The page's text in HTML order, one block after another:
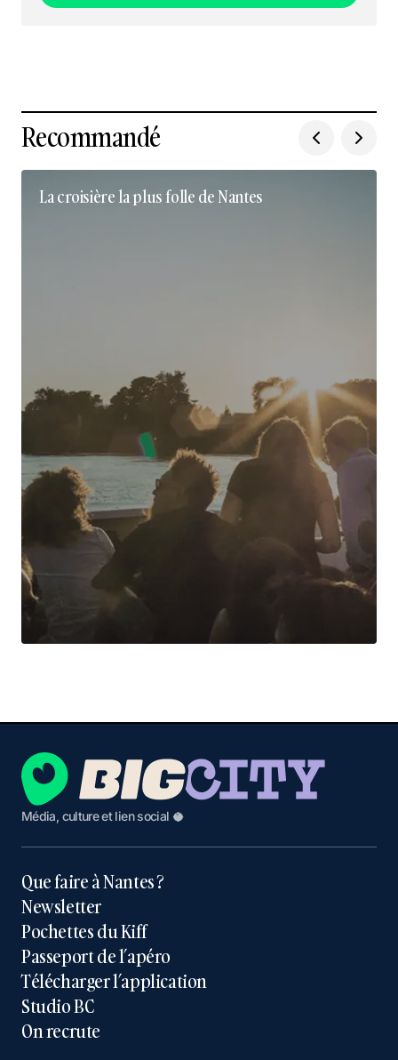
Recommandé
La croisière la plus folle de Nantes
Média, culture et lien social 🥥
Que faire à Nantes ?
Newsletter
Pochettes du Kiff
Passeport de l’apéro
Télécharger l’application
Studio BC
On recrute